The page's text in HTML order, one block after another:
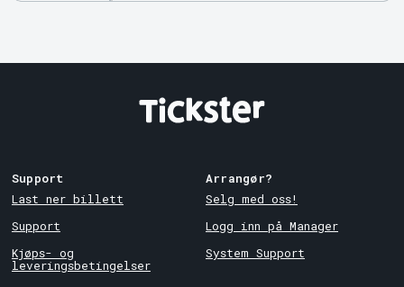
Support
Last ner billett
Support
Kjøps- og
leveringsbetingelser
Arrangør?
Selg med oss!
Logg inn på Manager
System Support